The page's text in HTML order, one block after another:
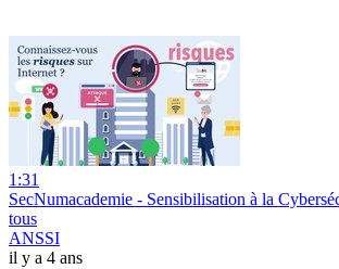
1:31
SecNumacademie - Sensibilisation à la
tous
ANSSI
il y a 4 ans